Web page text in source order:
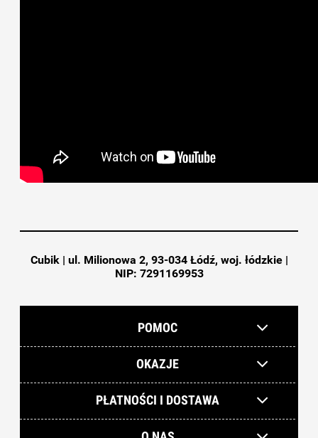
Cubik | ul. Milionowa 2, 93-034 Łódź, woj. łódzkie |
NIP: 7291169953
POMOC
OKAZJE
PŁATNOŚCI I DOSTAWA